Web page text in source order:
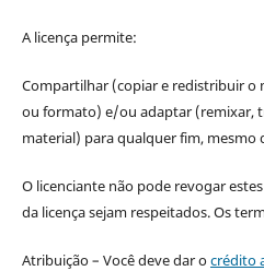
A licença permite:
Compartilhar (copiar e redistribuir o
ou formato) e/ou adaptar (remixar,
material) para qualquer fim, mesmo
O licenciante não pode revogar
da licença sejam respeitados. Os
Atribuição – Você deve dar ocrédito